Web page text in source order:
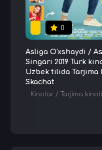
0
Asliga O'xshaydi /
Singari 2019 Turk
Uzbek tilida Tarjima
Skachat
Kinolar / Tarjima